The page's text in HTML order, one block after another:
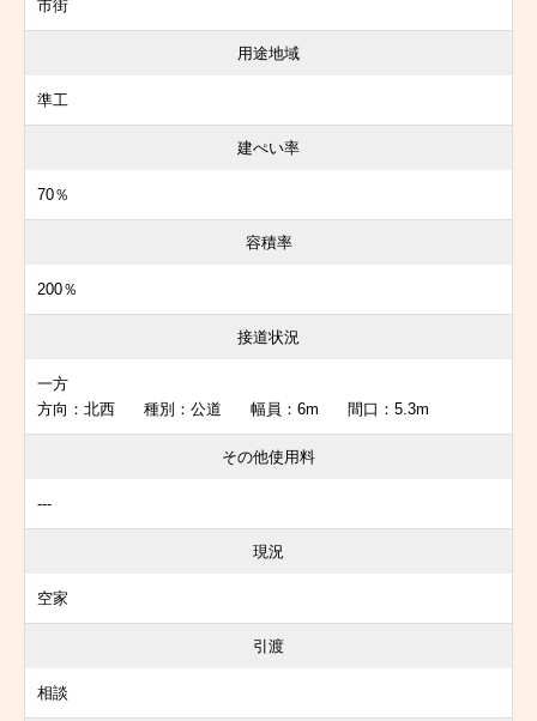
市街
用途地域
準工
建ぺい率
70％
容積率
200％
接道状況
一方
方向：北西 種別：公道 幅員：6m 間口：5.3m
その他使用料
---
現況
空家
引渡
相談